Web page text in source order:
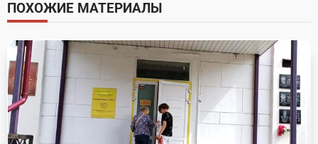
reader-
text">Page</span>
ПОХОЖИЕ МАТЕРИАЛЫ